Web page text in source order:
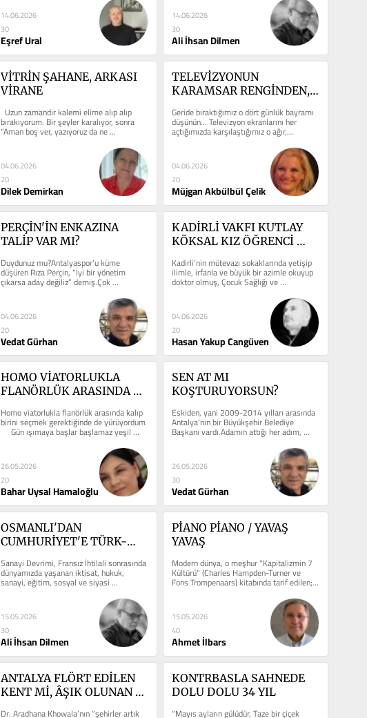
14.06.2026
30
Eşref Ural
14.06.2026
30
Ali İhsan Dilmen
VİTRİN ŞAHANE, ARKASI
VİRANE
Uzun zamandır kalemi elime alıp alıp
bırakıyorum. Bir şeyler karalıyor, sonra
"Aman boş ver, yazıyoruz da ne
değişiyor?"...
04.06.2026
20
Dilek Demirkan
TELEVİZYONUN
KARAMSAR RENGİNDEN,
PEMBESİNE...
Geride bıraktığımız o dört günlük bayramı
düşünün... Televizyon ekranlarını her
açtığımızda karşılaştığımız o ağır,...
04.06.2026
20
Müjgan Akbülbül Çelik
PERÇİN'İN ENKAZINA
TALİP VAR MI?
Duydunuz mu?Antalyaspor’u küme
düşüren Rıza Perçin, “İyi bir yönetim
çıkarsa aday değiliz” demiş.Çok
güldüm.Kahkaha bile...
04.06.2026
20
Vedat Gürhan
KADİRLİ VAKFI KUTLAY
KÖKSAL KIZ ÖĞRENCİ
GÜRSOY
Kadirli’nin mütevazı sokaklarında yetişip
ilimle, irfanla ve büyük bir azimle okuyup
doktor olmuş, Çocuk Sağlığı ve
Hastalıkları...
04.06.2026
20
Hasan Yakup Cangüven
HOMO VİATORLUKLA
FLANÖRLÜK ARASINDA
Homo viatorlukla flanörlük arasında kalıp
birini seçmek gerektiğinde de yürüyordum
Gün ışımaya başlar başlamaz yeşil
papağan...
26.05.2026
20
Bahar Uysal Hamaloğlu
SEN AT MI
KOŞTURUYORSUN?
Eskiden, yani 2009-2014 yılları arasında
Antalya’nın bir Büyükşehir Belediye
Başkanı vardı.Adamın attığı her adım,
ettiği her laf,...
26.05.2026
30
Vedat Gürhan
OSMANLI'DAN
CUMHURİYET'E TÜRK-
MİLLİYETÇİLİĞİ
Sanayi Devrimi, Fransız İhtilali sonrasında
dünyamızda yaşanan iktisat, hukuk,
sanayi, eğitim, sosyal ve siyasi
anlayışların yönetimlere...
15.05.2026
30
Ali İhsan Dilmen
PİANO PİANO / YAVAŞ
YAVAŞ
Modern dünya, o meşhur "Kapitalizmin 7
Kültürü" (Charles Hampden-Turner ve
Fons Trompenaars) kitabında tarif edilen;
rasyonalite, hız...
15.05.2026
40
Ahmet İlbars
ANTALYA FLÖRT EDİLEN
KENT Mİ, ÂŞIK OLUNAN
Dr. Aradhana Khowala’nın “şehirler artık
KONTRBASLA SAHNEDE
DOLU DOLU 34 YIL
“Mayıs ayların gülüdür, Taze bir çiçek